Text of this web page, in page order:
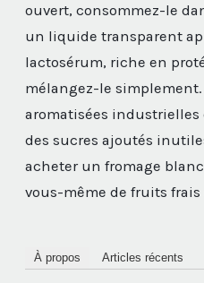
ouvert, consommez-le
un liquide transparent
lactosérum, riche en
mélangez-le simplement.
aromatisées
des sucres ajoutés
acheter un fromage
vous-même de fruits frais
À propos Articles récents